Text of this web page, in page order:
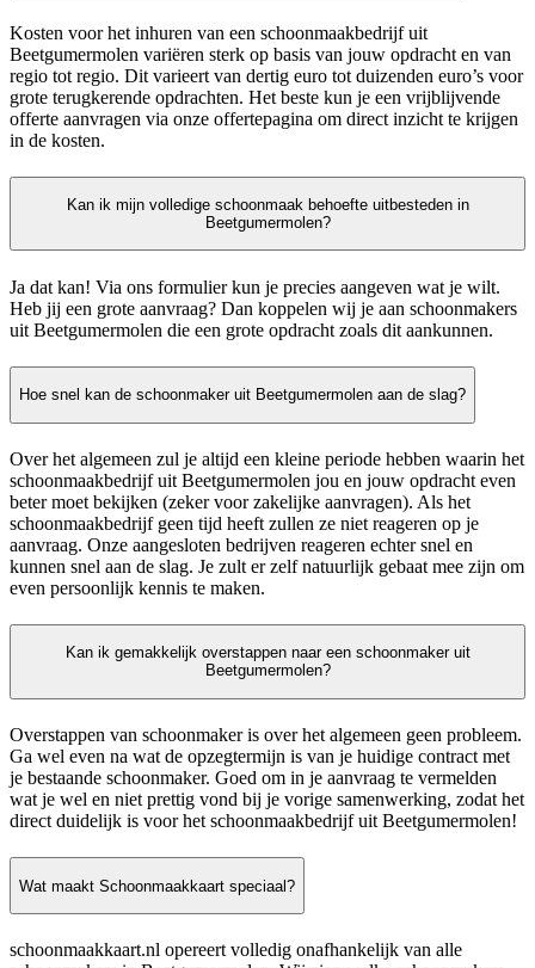
Kosten voor het inhuren van een schoonmaakbedrijf uit
Beetgumermolen variëren sterk op basis van jouw opdracht en van
regio tot regio. Dit varieert van dertig euro tot duizenden euro’s voor
grote terugkerende opdrachten. Het beste kun je een vrijblijvende
offerte aanvragen via onze offertepagina om direct inzicht te krijgen
in de kosten.
Kan ik mijn volledige schoonmaak behoefte uitbesteden in
Beetgumermolen?
Ja dat kan! Via ons formulier kun je precies aangeven wat je wilt.
Heb jij een grote aanvraag? Dan koppelen wij je aan schoonmakers
uit Beetgumermolen die een grote opdracht zoals dit aankunnen.
Hoe snel kan de schoonmaker uit Beetgumermolen aan de slag?
Over het algemeen zul je altijd een kleine periode hebben waarin het
schoonmaakbedrijf uit Beetgumermolen jou en jouw opdracht even
beter moet bekijken (zeker voor zakelijke aanvragen). Als het
schoonmaakbedrijf geen tijd heeft zullen ze niet reageren op je
aanvraag. Onze aangesloten bedrijven reageren echter snel en
kunnen snel aan de slag. Je zult er zelf natuurlijk gebaat mee zijn om
even persoonlijk kennis te maken.
Kan ik gemakkelijk overstappen naar een schoonmaker uit
Beetgumermolen?
Overstappen van schoonmaker is over het algemeen geen probleem.
Ga wel even na wat de opzegtermijn is van je huidige contract met
je bestaande schoonmaker. Goed om in je aanvraag te vermelden
wat je wel en niet prettig vond bij je vorige samenwerking, zodat het
direct duidelijk is voor het schoonmaakbedrijf uit Beetgumermolen!
Wat maakt Schoonmaakkaart speciaal?
schoonmaakkaart.nl opereert volledig onafhankelijk van alle